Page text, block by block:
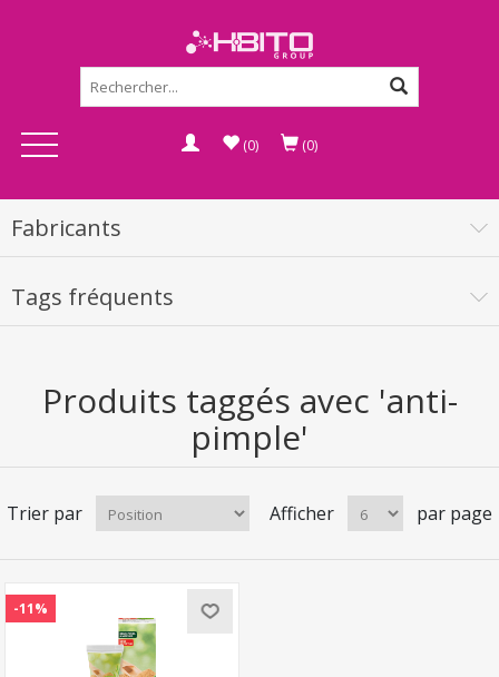
(0) (0)
Fabricants
Tags fréquents
Produits taggés avec 'anti-
pimple'
Trier par Afficher par page
-11%